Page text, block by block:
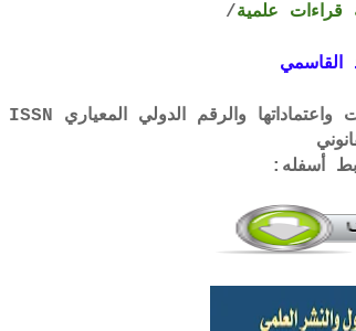
قراءات علمية/
القاسمي
لتحميل لائحة الشروط والتعرف على لجان المجلات واعتماداتها والرقم الدولي المعياري ISSN